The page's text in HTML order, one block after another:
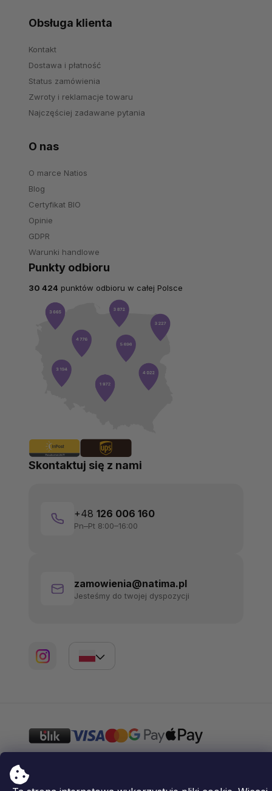
Obsługa klienta
Kontakt
Dostawa i płatność
Status zamówienia
Zwroty i reklamacje towaru
Najczęściej zadawane pytania
O nas
O marce Natios
Blog
Certyfikat BIO
Opinie
GDPR
Warunki handlowe
Skontaktuj się z nami
+48 126 006 160
Pn–Pt 8:00–16:00
zamowienia@natima.pl
Jesteśmy do twojej dyspozycji
Punkty odbioru
30 424 punktów odbioru w całej Polsce
Copyright 2026 Natima . Wszystkie prawa zastrzeżone.